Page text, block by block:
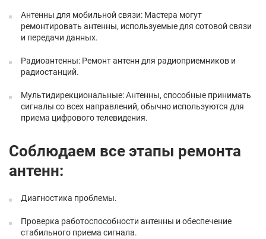
Антенны для мобильной связи: Мастера могут
ремонтировать антенны, используемые для сотовой связи
и передачи данных.
Радиоантенны: Ремонт антенн для радиоприемников и
радиостанций.
Мультидирекциональные: Антенны, способные принимать
сигналы со всех направлений, обычно используются для
приема цифрового телевидения.
Соблюдаем все этапы ремонта
антенн:
Диагностика проблемы.
Проверка работоспособности антенны и обеспечение
стабильного приема сигнала.